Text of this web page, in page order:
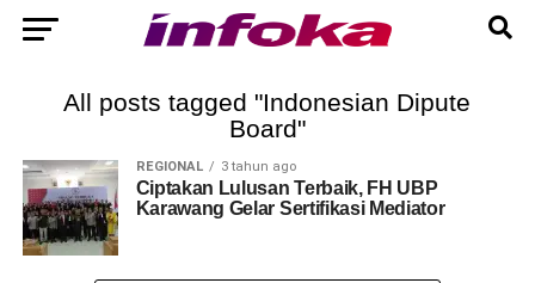
All posts tagged "Indonesian Dipute
Board"
REGIONAL 3 tahun ago
Ciptakan Lulusan Terbaik, FH UBP
Karawang Gelar Sertifikasi Mediator